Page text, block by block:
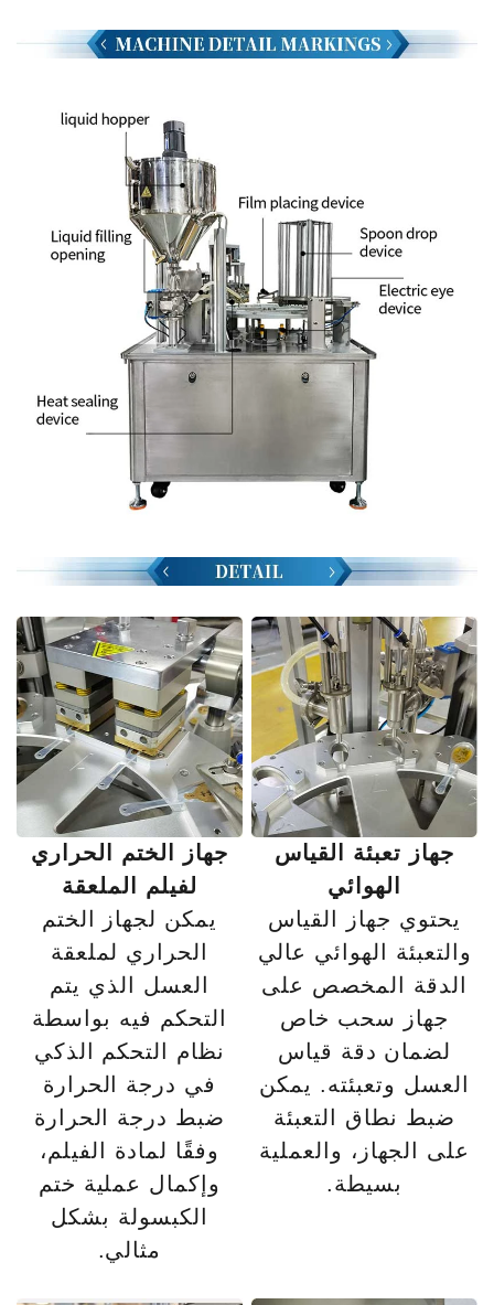
جهاز الختم الحراري
لفيلم الملعقة
يمكن لجهاز الختم
الحراري لملعقة
العسل الذي يتم
التحكم فيه بواسطة
نظام التحكم الذكي
في درجة الحرارة
ضبط درجة الحرارة
وفقًا لمادة الفيلم،
وإكمال عملية ختم
الكبسولة بشكل
مثالي.
جهاز تعبئة القياس
الهوائي
يحتوي جهاز القياس
والتعبئة الهوائي عالي
الدقة المخصص على
جهاز سحب خاص
لضمان دقة قياس
العسل وتعبئته. يمكن
ضبط نطاق التعبئة
على الجهاز، والعملية
بسيطة.